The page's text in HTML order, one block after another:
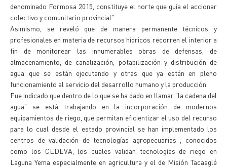
denominado Formosa 2015, constituye el norte que guía el accionar
colectivo y comunitario provincial".
Asimismo, se reveló que de manera permanente técnicos y
profesionales en materia de recursos hídricos recorren el interior a
fin de monitorear las innumerables obras de defensas, de
almacenamiento, de canalización, potabilización y distribución de
agua que se están ejecutando y otras que ya están en pleno
funcionamiento al servicio del desarrollo humano y la producción.
Fue indicado que dentro de lo que se ha dado en llamar "la cadena del
agua" se está trabajando en la incorporación de modernos
equipamientos de riego, que permitan eficientizar el uso del recurso
para lo cual desde el estado provincial se han implementado los
centros de validación de tecnologías agropecuarias , conocidos
como los CEDEVA, los cuales validan tecnologías de riego en
Laguna Yema especialmente en agricultura y el de Misión Tacaaglé